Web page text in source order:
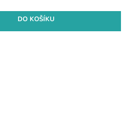
DO KOŠÍKU